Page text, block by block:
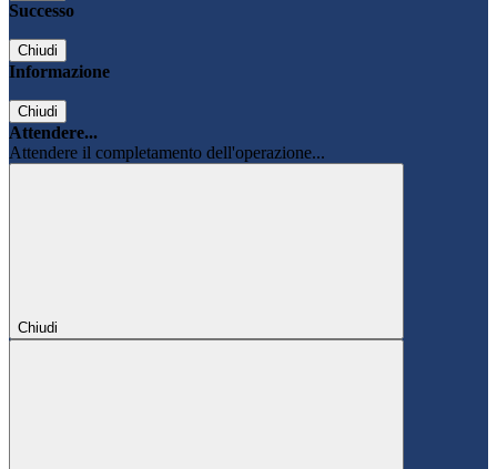
Successo
Chiudi
Informazione
Chiudi
Attendere...
Attendere il completamento dell'operazione...
Chiudi